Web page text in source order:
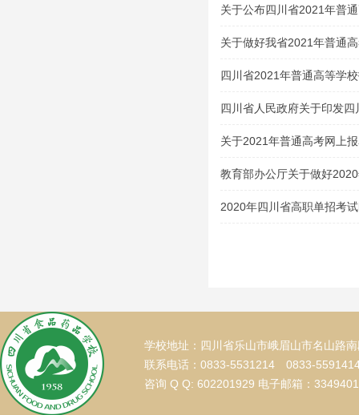
类（2020 年版）
关于公布四川省2021年普
试大纲的通知
关于做好我省2021年普通
四川省2021年普通高等学
生及特殊类型招生考生的申
四川省人民政府关于印发
案的通知
关于2021年普通高考网上
教育部办公厅关于做好
的通知
2020年四川省高职单招考
学校地址：四川省乐山市峨眉山市名山路
联系电话：0833-5531214 0833-
咨询 Q Q: 602201929 电子邮箱：